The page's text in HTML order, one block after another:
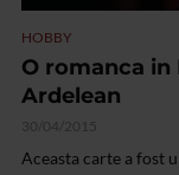
HOBBY
O romanca in
Ardelean
30/04/2015
Aceasta carte a fost